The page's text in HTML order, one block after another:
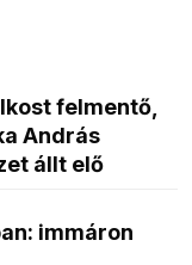
felmentő,
András
állt elő
immáron